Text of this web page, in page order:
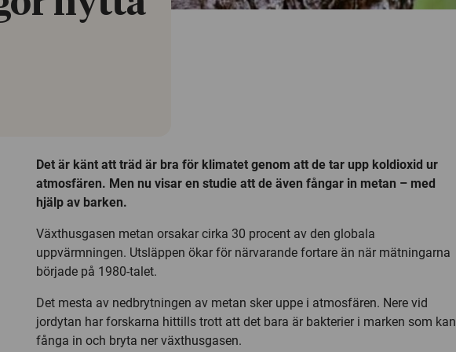
Det är känt att träd är bra för klimatet genom att de tar upp koldioxid ur
atmosfären. Men nu visar en studie att de även fångar in metan – med
hjälp av barken.
Växthusgasen metan orsakar cirka 30 procent av den globala
uppvärmningen. Utsläppen ökar för närvarande fortare än när mätningarna
började på 1980-talet.
Det mesta av nedbrytningen av metan sker uppe i atmosfären. Nere vid
jordytan har forskarna hittills trott att det bara är bakterier i marken som kan
fånga in och bryta ner växthusgasen.